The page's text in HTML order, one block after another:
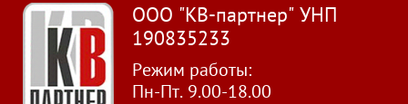
ООО "КВ-партнер" УНП
190835233
Режим работы:
Пн-Пт. 9.00-18.00